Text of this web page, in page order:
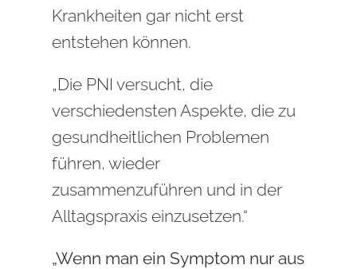
Krankheiten gar nicht erst
entstehen können.
„Die PNI versucht, die
verschiedensten Aspekte, die zu
gesundheitlichen Problemen
führen, wieder
zusammenzuführen und in der
Alltagspraxis einzusetzen.“
„Wenn man ein Symptom nur aus